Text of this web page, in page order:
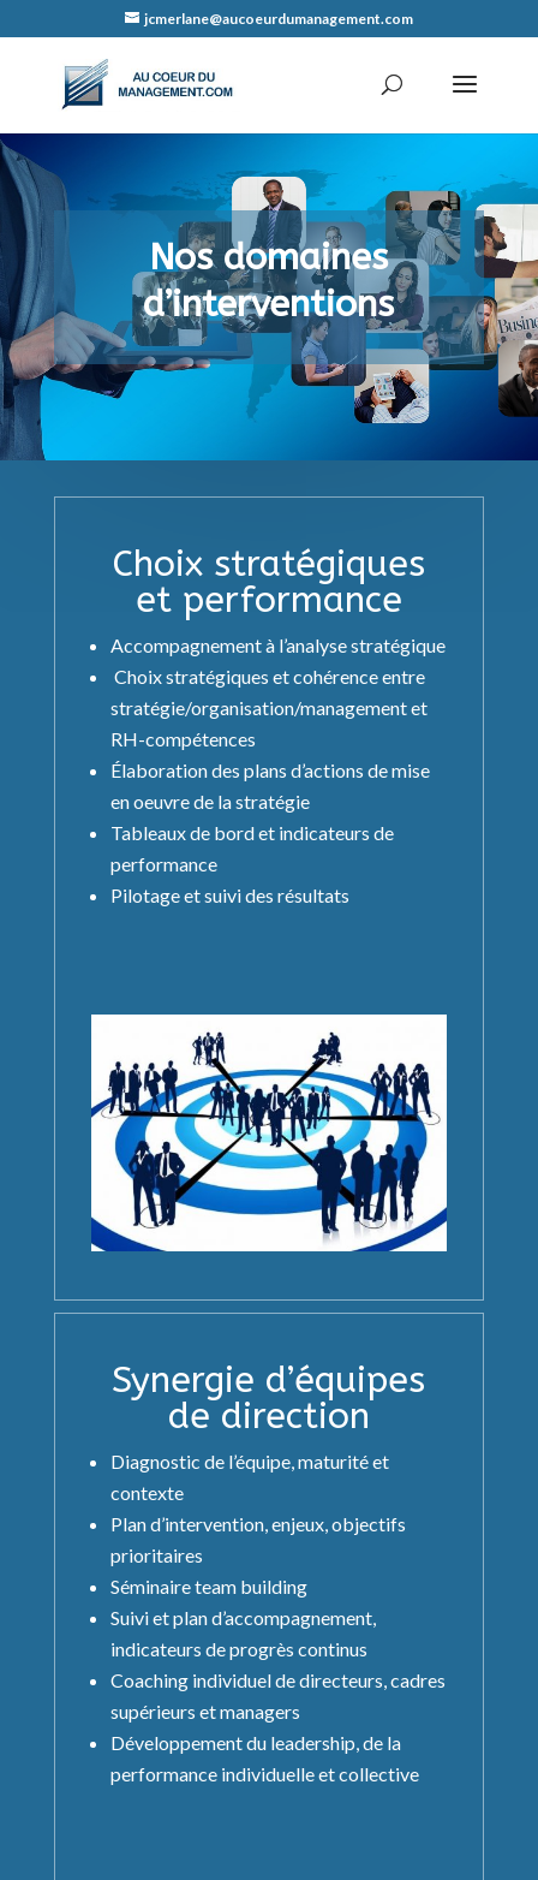
jcmerlane@aucoeurdumanagement.com
Nos domaines
d’interventions
Choix stratégiques
et performance
Accompagnement à l’analyse stratégique
Choix stratégiques et cohérence entre
stratégie/organisation/management et
RH-compétences
Élaboration des plans d’actions de mise
en oeuvre de la stratégie
Tableaux de bord et indicateurs de
performance
Pilotage et suivi des résultats
Synergie d’équipes
de direction
Diagnostic de l’équipe, maturité et
contexte
Plan d’intervention, enjeux, objectifs
prioritaires
Séminaire team building
Suivi et plan d’accompagnement,
indicateurs de progrès continus
Coaching individuel de directeurs, cadres
supérieurs et managers
Développement du leadership, de la
performance individuelle et collective